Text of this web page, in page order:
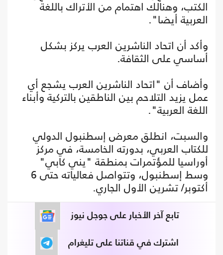
الكتب، وهنالك اهتمام من الأتراك باللغة
العربية أيضا".
وأكد أن اتحاد الناشرين العرب يركز بشكل
أساسي على الثقافة.
وأضاف أن "اتحاد الناشرين العرب يشجع أي
عمل يزيد التلاحم بين الناطقين بالتركية وأبناء
اللغة العربية".
والسبت، انطلق معرض إسطنبول الدولي
للكتاب العربي، بدورته الخامسة، في مركز
أوراسيا للمؤتمرات بمنطقة "يني كابي"
وسط إسطنبول، وتتواصل فعالياته حتى 6
أكتوبر/ تشرين الأول الجاري.
تابع آخر الأخبار على جوجل نيوز
اشترك في قناتنا على تليغرام